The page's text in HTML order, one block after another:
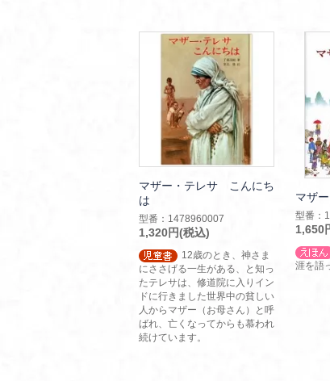
マザー・テレサ こんにち
は
型番：1478960007
1,320円(税込)
12歳のとき、神さま
にささげる一生がある、と知っ
たテレサは、修道院に入りイン
ドに行きました世界中の貧しい
人からマザー（お母さん）と呼
ばれ、亡くなってからも慕われ
続けています。
マザ
型番：
1,650
涯を語